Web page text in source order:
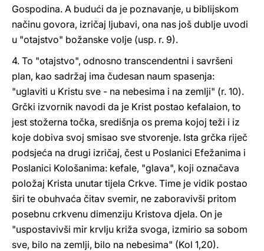
Gospodina. A budući da je poznavanje, u biblijskom
načinu govora, izričaj ljubavi, ona nas još dublje uvodi
u "otajstvo" božanske volje (usp. r. 9).
4. To "otajstvo", odnosno transcendentni i savršeni
plan, kao sadržaj ima čudesan naum spasenja:
"uglaviti u Kristu sve - na nebesima i na zemlji" (r. 10).
Grčki izvornik navodi da je Krist postao kefalaion, to
jest stožerna točka, središnja os prema kojoj teži i iz
koje dobiva svoj smisao sve stvorenje. Ista grčka riječ
podsjeća na drugi izričaj, čest u Poslanici Efežanima i
Poslanici Kološanima: kefale, "glava", koji označava
položaj Krista unutar tijela Crkve. Time je vidik postao
širi te obuhvaća čitav svemir, ne zaboravivši pritom
posebnu crkvenu dimenziju Kristova djela. On je
"uspostavivši mir krvlju križa svoga, izmirio sa sobom
sve, bilo na zemlji, bilo na nebesima" (Kol 1,20).